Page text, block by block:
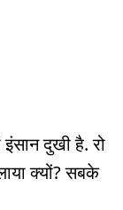
दुखी है. रो
क्यों? सबके